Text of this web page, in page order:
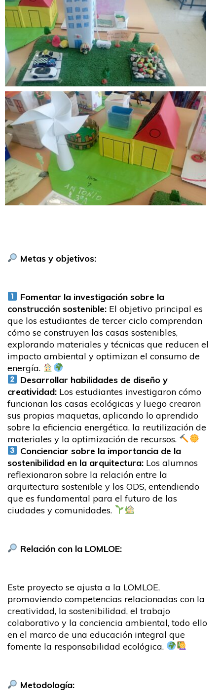
Metas y objetivos:
Fomentar la investigación sobre la
construcción sostenible: El objetivo principal es
que los estudiantes de tercer ciclo comprendan
cómo se construyen las casas sostenibles,
explorando materiales y técnicas que reducen el
impacto ambiental y optimizan el consumo de
energía.
Desarrollar habilidades de diseño y
creatividad: Los estudiantes investigaron cómo
funcionan las casas ecológicas y luego crearon
sus propias maquetas, aplicando lo aprendido
sobre la eficiencia energética, la reutilización de
materiales y la optimización de recursos.
Concienciar sobre la importancia de la
sostenibilidad en la arquitectura: Los alumnos
reflexionaron sobre la relación entre la
arquitectura sostenible y los ODS, entendiendo
que es fundamental para el futuro de las
ciudades y comunidades.
Relación con la LOMLOE:
Este proyecto se ajusta a la LOMLOE,
promoviendo competencias relacionadas con la
creatividad, la sostenibilidad, el trabajo
colaborativo y la conciencia ambiental, todo ello
en el marco de una educación integral que
fomente la responsabilidad ecológica.
Metodología: